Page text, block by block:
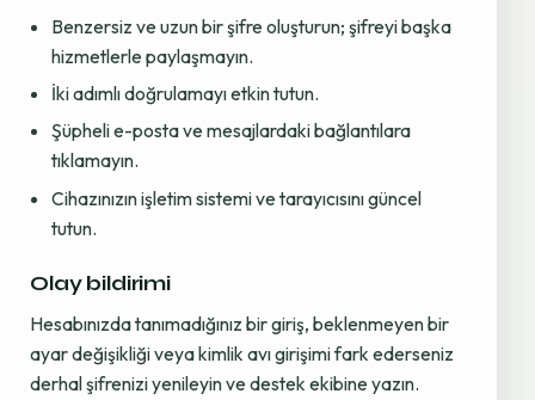
Benzersiz ve uzun bir şifre oluşturun; şifreyi başka
hizmetlerle paylaşmayın.
İki adımlı doğrulamayı etkin tutun.
Şüpheli e-posta ve mesajlardaki bağlantılara
tıklamayın.
Cihazınızın işletim sistemi ve tarayıcısını güncel
tutun.
Olay bildirimi
Hesabınızda tanımadığınız bir giriş, beklenmeyen bir
ayar değişikliği veya kimlik avı girişimi fark ederseniz
derhal şifrenizi yenileyin ve destek ekibine yazın.